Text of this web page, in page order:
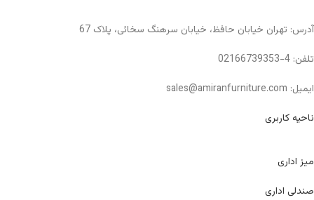
آدرس: تهران خیابان حافظ، خیابان سرهنگ سخائی، پلاک 67
تلفن: 4-02166739353
ایمیل: sales@amiranfurniture.com
ناحیه کاربری
میز اداری
صندلی اداری